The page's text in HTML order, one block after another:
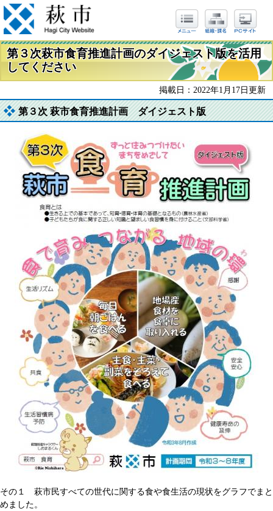
第３次萩市食育推進計画のダイジェスト版を活用
してください
掲載日：2022年1月17日更新
第３次 萩市食育推進計画 ダイジェスト版
その１ 萩市民すべての世代に関する食や食生活の現状をグラフでまと
めました。